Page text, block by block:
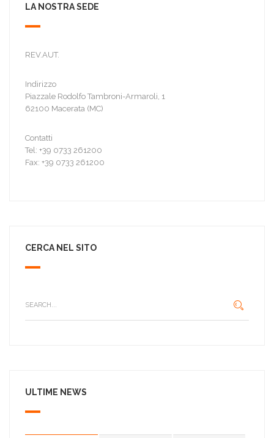
LA NOSTRA SEDE
REV.AUT.
Indirizzo
Piazzale Rodolfo Tambroni-Armaroli, 1
62100 Macerata (MC)
Contatti
Tel: +39 0733 261200
Fax: +39 0733 261200
CERCA NEL SITO
ULTIME NEWS